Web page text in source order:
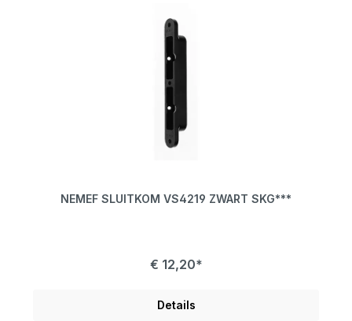
NEMEF SLUITKOM VS4219 ZWART SKG***
€ 12,20*
Details